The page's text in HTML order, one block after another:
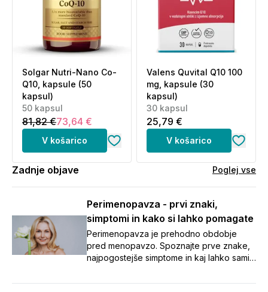
Solgar Nutri-Nano Co-
Q10, kapsule (50
kapsul)
50 kapsul
81,82 €73,64 €
V košarico
Valens Quvital Q10 100
mg, kapsule (30
kapsul)
30 kapsul
25,79 €
V košarico
Zadnje objave Poglej vse
Perimenopavza - prvi znaki,
simptomi in kako si lahko pomagate
Perimenopavza je prehodno obdobje
pred menopavzo. Spoznajte prve znake,
najpogostejše simptome in kaj lahko sami